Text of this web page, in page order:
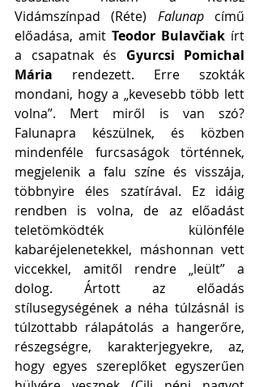
Vidámszínpad (Réte) Falunap című
előadása, amit Teodor Bulavčiak írt
a csapatnak és Gyurcsi Pomichal
Mária rendezett. Erre szokták
mondani, hogy a „kevesebb több lett
volna”. Mert miről is van szó?
Falunapra készülnek, és közben
mindenféle furcsaságok történnek,
megjelenik a falu színe és visszája,
többnyire éles szatírával. Ez idáig
rendben is volna, de az előadást
teletömködték különféle
kabaréjelenetekkel, máshonnan vett
viccekkel, amitől rendre „leült” a
dolog. Ártott az előadás
stílusegységének a néha túlzásnál is
túlzottabb rálapátolás a hangerőre,
részegségre, karakterjegyekre, az,
hogy egyes szereplőket egyszerűen